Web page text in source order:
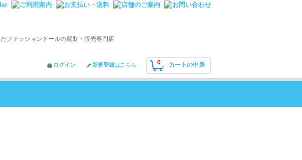
ファッションドールの買取・販売専門店
0 カートの中身
ログイン 新規登録はこちら